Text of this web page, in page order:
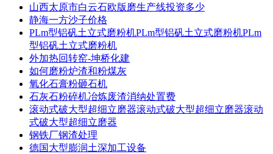
山西太原市白云石欧版磨生产线投资多少
静海一方沙子价格
PLm型铝矾土立式磨粉机PLm型铝矾土立式磨粉机PLm
型铝矾土立式磨粉机
外加热回转窑-坤桥化建
如何磨粉炉渣和粉煤灰
氧化石膏粉砸石机
石灰石粉碎机冶炼废渣消纳处置费
滚动式破大型超细立磨器滚动式破大型超细立磨器滚动
式破大型超细立磨器
钢铁厂钢渣处理
德国大型膨润土深加工设备